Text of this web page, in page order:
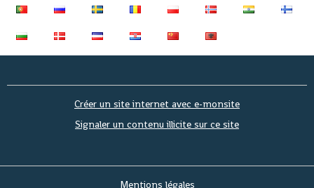
Créer un site internet avec e-monsite
Signaler un contenu illicite sur ce site
Mentions légales